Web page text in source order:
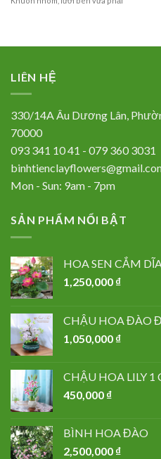
LIÊN HỆ
330/14A Âu Dương Lân,
70000
093 341 10 41 - 079 360 3031
Mon - Sun: 9am - 7pm
SẢN PHẨM NỔI BẬT
HOA SEN CẮM
1,250,000 ₫
CHẬU HOA ĐÀO
1,050,000 ₫
CHẬU HOA LILY 1
450,000 ₫
BÌNH HOA ĐÀO
2,500,000 ₫